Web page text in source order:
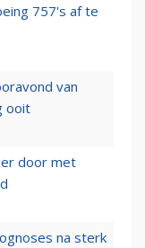
757's af te
van
ooit
door met
na sterk